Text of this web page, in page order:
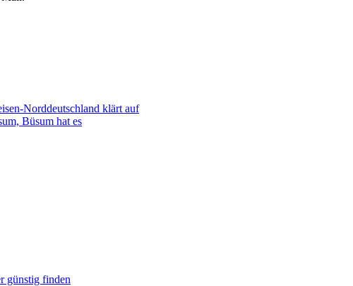
Norddeutschland klärt auf
Büsum hat es
günstig finden